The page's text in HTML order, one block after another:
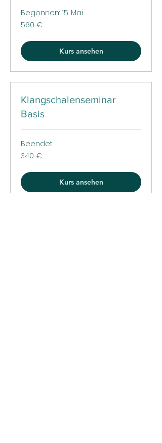
Begonnen: 15. Mai
560
Euro
560 €
Kurs ansehen
Klangschalenseminar
Basis
Beendet
340
Euro
340 €
Kurs ansehen